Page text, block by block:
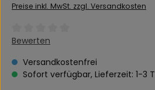
Preise inkl. MwSt. zzgl. Versandkosten
Durchschnittliche Bewertung von 0
Bewerten
Versandkostenfrei
Sofort verfügbar, Lieferzeit: 1-3